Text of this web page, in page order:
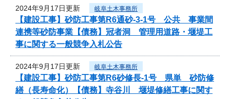
2024年9月17日更新 岐阜土木事務所
【建設工事】砂防工事第R6通砂-3-1号 公共 事業間
連携等砂防事業【債務】冠者洞 管理用道路・堰堤工
事に関する一般競争入札公告
2024年9月17日更新 岐阜土木事務所
【建設工事】砂防工事第R6砂修長-1号 県単 砂防修
繕（長寿命化）【債務】寺谷川 堰堤修繕工事に関す